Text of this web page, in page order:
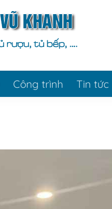
Công trình Tin tức